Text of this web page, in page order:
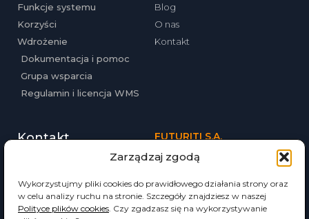
Zarządzaj zgodą
Wykorzystujmy pliki cookies do prawidłowego działania strony oraz
w celu analizy ruchu na stronie. Szczegóły znajdziesz w naszej
Polityce plików cookies. Czy zgadzasz się na wykorzystywanie
Funkcje systemu
Korzyści
Wdrożenie
Dokumentacja i pomoc
Grupa wsparcia
Regulamin i licencja WMS
Blog
O nas
Kontakt
Kontakt
Email: biuro@futuriti.pl
FUTURITI S.A.
ul. Babińskiego 69
futuriti.pl